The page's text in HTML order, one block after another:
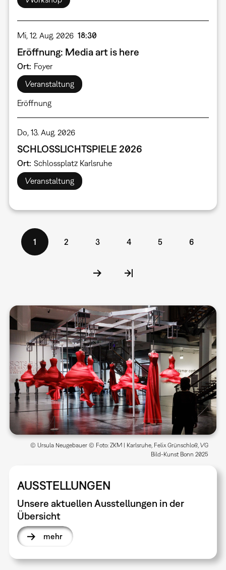
Mi, 12. Aug. 2026 18:30
Eröffnung: Media art is here
Ort Foyer
Veranstaltung
Eröffnung
Do, 13. Aug. 2026
SCHLOSSLICHTSPIELE 2026
Ort Schlossplatz Karlsruhe
Veranstaltung
Aktuelle
Seite
1 Seite
2 Seite
3 Seite
4 Seite
5 Seite
6
AUSSTELLUNGEN
Unsere aktuellen Ausstellungen in der
Übersicht
mehr
© Ursula Neugebauer © Foto: ZKM | Karlsruhe, Felix Grünschloß, VG
Bild-Kunst Bonn 2025